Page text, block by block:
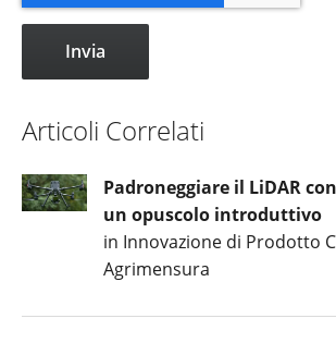
Articoli Correlati
Padroneggiare il LiDAR
un opuscolo introduttivo
in Innovazione di Prodotto
Agrimensura